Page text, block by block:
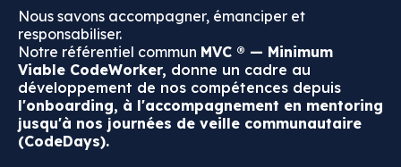
Nous savons accompagner, émanciper et
responsabiliser.
Notre référentiel commun MVC ® — Minimum
Viable CodeWorker, donne un cadre au
développement de nos compétences depuis
l'onboarding, à l'accompagnement en mentoring
jusqu'à nos journées de veille communautaire
(CodeDays).